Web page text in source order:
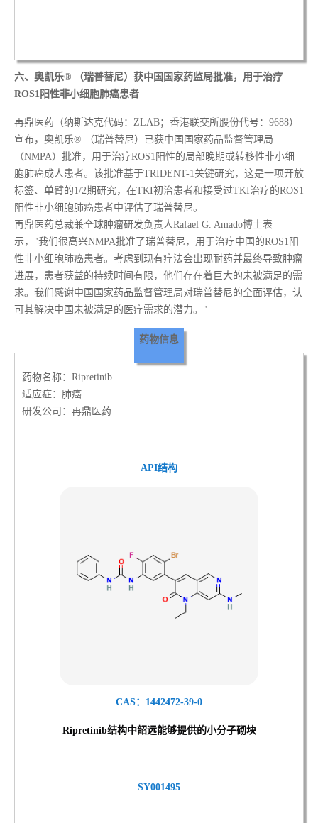
六、 奥凯乐® （瑞普替尼）获中国国家药监局批准，用于治疗
ROS1阳性非小细胞肺癌患者
再鼎医药（纳斯达克代码：ZLAB；香港联交所股份代号：9688）
宣布，奥凯乐® （瑞普替尼）已获中国国家药品监督管理局
（NMPA）批准，用于治疗ROS1阳性的局部晚期或转移性非小细
胞肺癌成人患者。该批准基于TRIDENT-1关键研究，这是一项开放
标签、单臂的1/2期研究，在TKI初治患者和接受过TKI治疗的ROS1
阳性非小细胞肺癌患者中评估了瑞普替尼。
再鼎医药总裁兼全球肿瘤研发负责人Rafael G. Amado博士表
示，"我们很高兴NMPA批准了瑞普替尼，用于治疗中国的ROS1阳
性非小细胞肺癌患者。考虑到现有疗法会出现耐药并最终导致肿瘤
进展，患者获益的持续时间有限，他们存在着巨大的未被满足的需
求。我们感谢中国国家药品监督管理局对瑞普替尼的全面评估，认
可其解决中国未被满足的医疗需求的潜力。"
药物信息
药物名称：Ripretinib
适应症：肺癌
研发公司：再鼎医药
API结构
CAS：1442472-39-0
Ripretinib结构中韶远能够提供的小分子砌块
SY001495